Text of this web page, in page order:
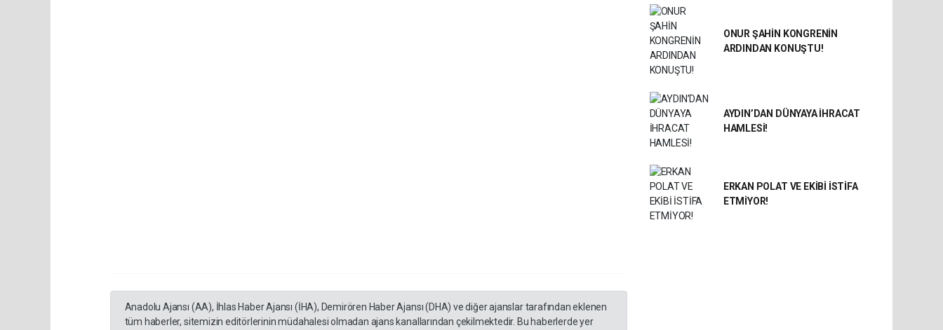
Anadolu Ajansı (AA), İhlas Haber Ajansı (İHA), Demirören Haber Ajansı (DHA) ve diğer ajanslar tarafından eklenen
tüm haberler, sitemizin editörlerinin müdahalesi olmadan ajans kanallarından çekilmektedir. Bu haberlerde yer
ONUR ŞAHİN KONGRENİN
ARDINDAN KONUŞTU!
AYDIN’DAN DÜNYAYA İHRACAT
HAMLESİ!
ERKAN POLAT VE EKİBİ İSTİFA
ETMİYOR!